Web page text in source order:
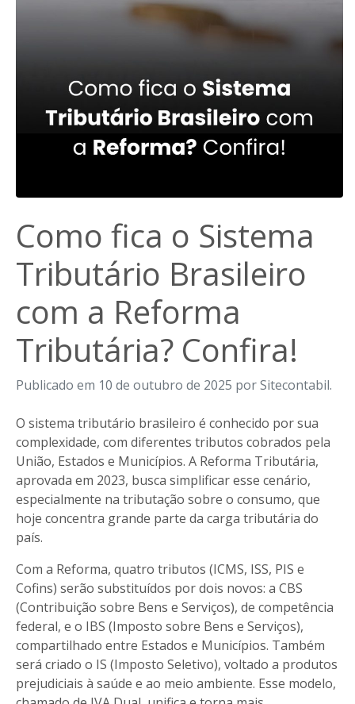
Como fica o Sistema
Tributário Brasileiro
com a Reforma
Tributária? Confira!
Publicado em 10 de outubro de 2025 por Sitecontabil.
O sistema tributário brasileiro é conhecido por sua
complexidade, com diferentes tributos cobrados pela
União, Estados e Municípios. A Reforma Tributária,
aprovada em 2023, busca simplificar esse cenário,
especialmente na tributação sobre o consumo, que
hoje concentra grande parte da carga tributária do
país.
Com a Reforma, quatro tributos (ICMS, ISS, PIS e
Cofins) serão substituídos por dois novos: a CBS
(Contribuição sobre Bens e Serviços), de competência
federal, e o IBS (Imposto sobre Bens e Serviços),
compartilhado entre Estados e Municípios. Também
será criado o IS (Imposto Seletivo), voltado a produtos
prejudiciais à saúde e ao meio ambiente. Esse modelo,